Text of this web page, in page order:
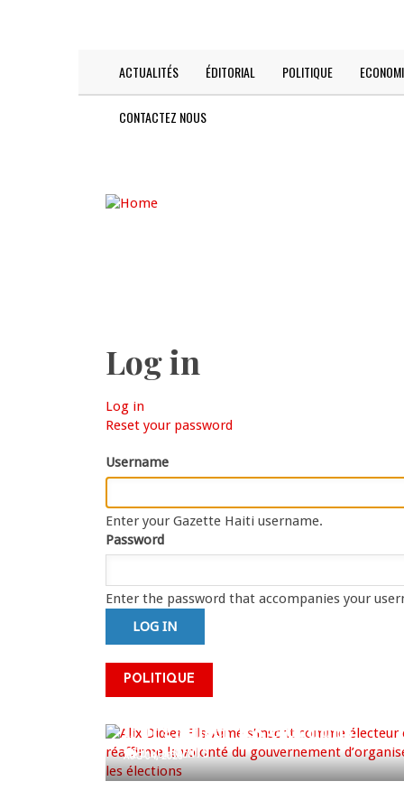
Main
navigation
ACTUALITÉS ÉDITORIAL POLITIQUE
CONTACTEZ NOUS
Log in
Primary
tabs
Log in
tab)
Reset your password
Username
Enter your Gazette Haiti username.
Password
Enter the password that accompanies your
POLITIQUE
0 COMMENTS
Alix Didier Fils-Aimé s’inscrit
comme électeur et réaffirme
d’organiser les élections
AUG 04, 2026